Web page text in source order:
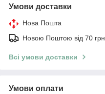
Умови доставки
Нова Пошта
Новою Поштою від 70 грн.
Всі умови доставки
Умови оплати